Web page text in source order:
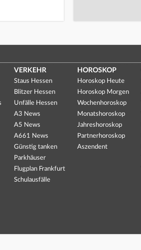
VERKEHR
Staus Hessen
Blitzer Hessen
Unfälle Hessen
A3 News
A5 News
A661 News
Günstig tanken
Parkhäuser
Flugplan Frankfurt
Schulausfälle
HOROSKOP
Horoskop Heute
Horoskop Morgen
Wochenhoroskop
Monatshoroskop
Jahreshoroskop
Partnerhoroskop
Aszendent